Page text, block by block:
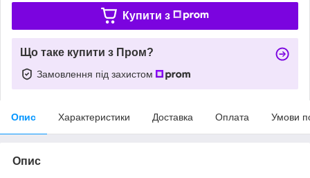
Купити з
Що таке купити з Пром?
Замовлення під захистом
Опис Характеристики Доставка Оплата Умови
Опис